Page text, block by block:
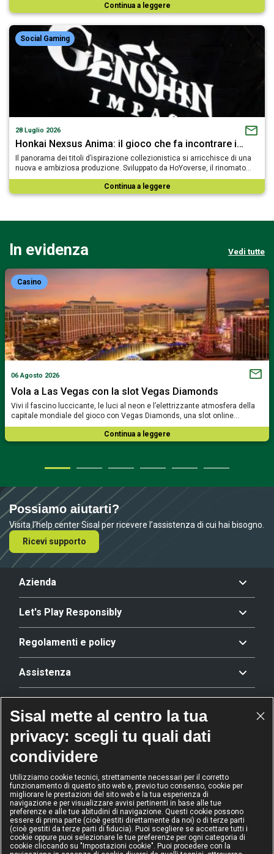
Continua a leggere
Social Gaming
28 Luglio 2026
Honkai Nexsus Anima: il gioco che fa incontrare i…
Il panorama dei titoli d’ispirazione collezionistica si arricchisce di una
nuova e ambiziosa produzione. Sviluppato da HoYoverse, il rinomato…
Continua a leggere
In evidenza Vedi tutte
Casino
06 Agosto 2026
Vola a Las Vegas con la slot Vegas Diamonds
Vivi il fascino luccicante, le luci al neon e l’elettrizzante atmosfera della
capitale mondiale del gioco con Vegas Diamonds, una slot online…
Continua a leggere
Possiamo aiutarti?
Visita l’help center Sisal per ricevere l’assistenza di cui hai bisogno.
Ricevi supporto
Azienda
Let's Play Responsibly
Regolamenti e policy
Assistenza
Riconoscimenti
2024
Operatore
dell'anno
2024
Operatore
Scommesse
sportive
2024
Operatore di
gioco sicuro
2024
Diversity &
Inclusion
Sisal mette al centro la tua
privacy: scegli tu quali dati
condividere
Utilizziamo cookie tecnici, strettamente necessari per il corretto
funzionamento di questo sito web e, previo tuo consenso, cookie per
migliorare le prestazioni del sito web e la tua esperienza di
navigazione e per visualizzare avvisi pertinenti in base alle tue
preferenze e alle tue abitudini di navigazione. Questi cookie possono
essere di prima parte (cioè gestiti direttamente da noi) o di terze parti
(cioè gestiti da terze parti di fiducia). Puoi scegliere se accettare tutti i
cookie oppure puoi selezionare le tue preferenze per ogni categoria di
cookie cliccando su "Impostazioni cookie". Puoi procedere con la